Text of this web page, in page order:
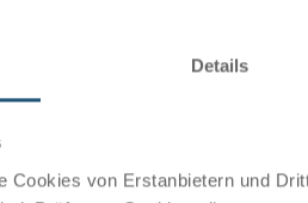
Details
Cookies von Erstanbietern und
Alpen vom